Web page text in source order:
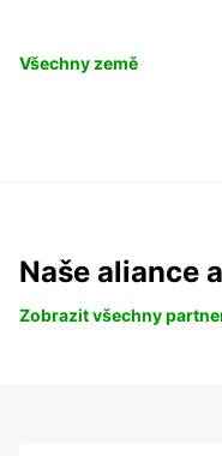
Všechny země
Naše aliance
Zobrazit všechny